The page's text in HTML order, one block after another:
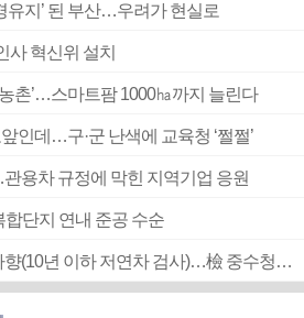
유지’ 된 부산…우려가 현실로
사 혁신위 설치
촌’…스마트팜 1000㏊까지 늘린다
인데…구·군 난색에 교육청 ‘쩔쩔’
용차 규정에 막힌 지역기업 응원
합단지 연내 준공 수순
■ 검사 신분 버리고 직급하향(10년 이하 저연차 검사)…檢 중수청행 기피